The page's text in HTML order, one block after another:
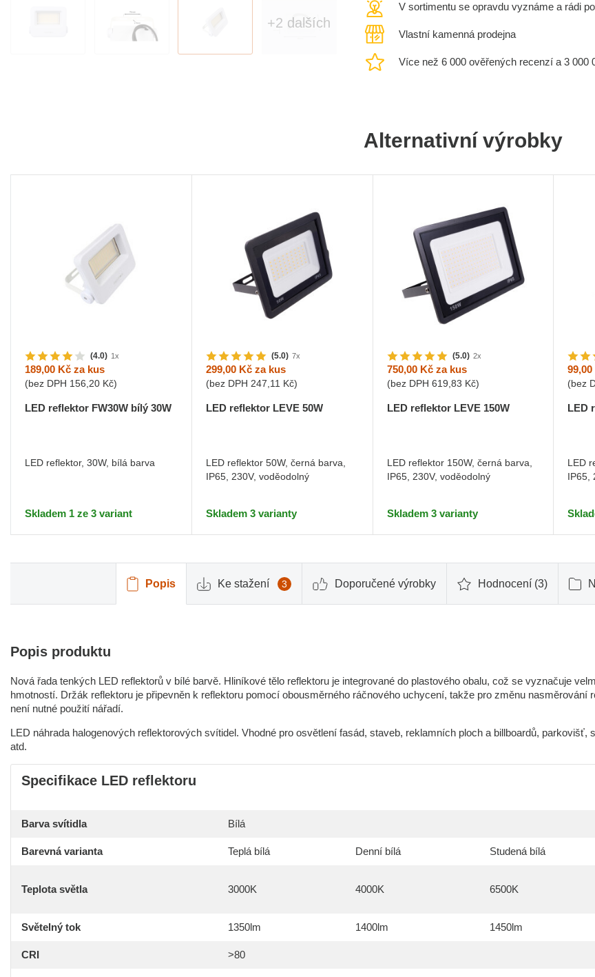
+2 dalších
V sortimentu se opravdu vyznáme a rádi
Vlastní kamenná prodejna
Více než 6 000 ověřených recenzí a 3 000
Alternativní výrobky
(4.0) 1x
189,00 Kč za kus
(bez DPH 156,20 Kč)
LED reflektor FW30W bílý 30W
LED reflektor, 30W, bílá barva
Skladem 1 ze 3 variant
(5.0) 7x
299,00 Kčza kus
(bez DPH 247,11 Kč)
LED reflektor LEVE 50W
LED reflektor 50W, černá barva,
IP65, 230V, voděodolný
Skladem 3 varianty
(5.0) 2x
750,00 Kčza kus
(bez DPH 619,83 Kč)
LED reflektor LEVE 150W
LED reflektor 150W, černá barva,
IP65, 230V, voděodolný
Skladem 3 varianty
(bez
LED
LED
IP65,
Popis Ke stažení 3 Doporučené výrobky Hodnocení (3)
Popis produktu
Nová řada tenkých LED reflektorů v bílé barvě. Hliníkové tělo reflektoru je integrované do plastového obalu, což se vyznačuje
hmotností. Držák reflektoru je připevněn k reflektoru pomocí obousměrného ráčnového uchycení, takže pro změnu nasměrování
není nutné použití nářadí.
LED náhrada halogenových reflektorových svítidel. Vhodné pro osvětlení fasád, staveb, reklamních ploch a billboardů, parkovišť,
atd.
Specifikace LED reflektoru
Barva svítidla Bílá
Barevná varianta Teplá bílá Denní bílá Studená bílá
Teplota světla 3000K 4000K 6500K
Světelný tok 1350lm 1400lm 1450lm
CRI >80